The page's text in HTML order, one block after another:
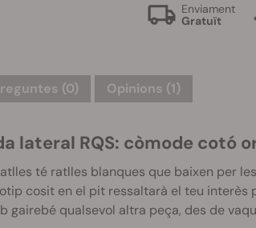
Enviament
Gratuït
(0) Opinions (1)
lateral RQS: còmode cotó
té ratlles blanques que baixen per
cosit en el pit ressaltarà el teu interès
gairebé qualsevol altra peça, des de